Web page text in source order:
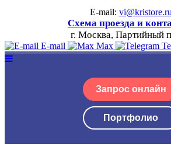
E-mail: vi@kristore.ru
Схема проезда и
г. Москва, Партийный
E-mail Max
Запрос онлайн
Портфолио